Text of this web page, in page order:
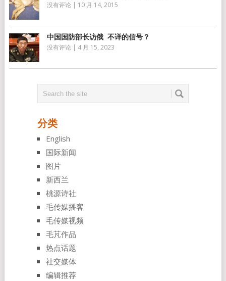
没有评论 | 10 月 14, 2015
中国国防部长访俄 不详的信号？
没有评论 | 4 月 15, 2023
分类
English
国际新闻
图片
新西兰
桃源诗社
毛传媒播客
毛传媒视频
毛芃作品
热点话题
社交媒体
编辑推荐